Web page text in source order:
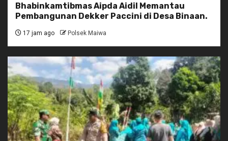
Bhabinkamtibmas Aipda Aidil Memantau
Pembangunan Dekker Paccini di Desa Binaan.
17 jam ago Polsek Maiwa